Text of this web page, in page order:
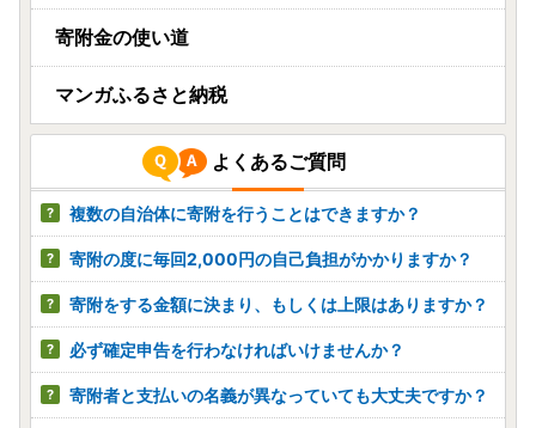
寄附金の使い道
マンガふるさと納税
よくあるご質問
複数の自治体に寄附を行うことはできますか？
寄附の度に毎回2,000円の自己負担がかかりますか？
寄附をする金額に決まり、もしくは上限はありますか？
必ず確定申告を行わなければいけませんか？
寄附者と支払いの名義が異なっていても大丈夫ですか？